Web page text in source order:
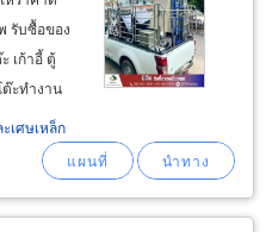
รับซื้อของ
เก้าอี้ ตู้
ะทำงาน
ร อุปกรณ์
ย็น ชั้นวาง
เศษเหล็ก